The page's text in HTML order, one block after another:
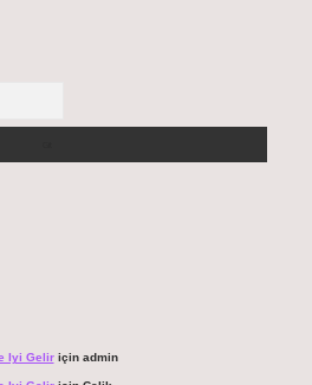
Iyi Geliriçin admin